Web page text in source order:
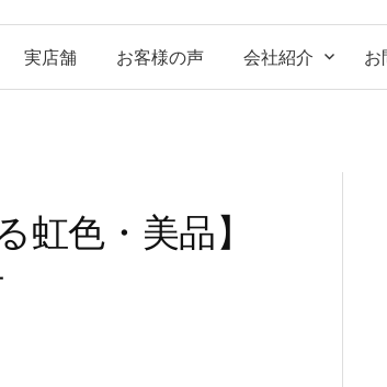
実店舗 お客様の声 会社紹介 お
虹色・美品】